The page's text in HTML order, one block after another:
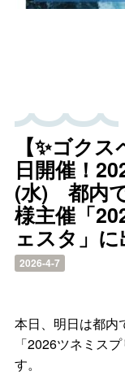
【✨ゴク
日開催！
(水) 都内
様主催「
ェスタ」
2026-4-7
本日、明日は都内
「2026ツネミス
す。